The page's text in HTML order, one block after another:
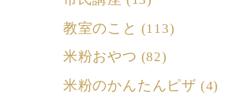
教室のこと (113)
米粉おやつ (82)
米粉のかんたんピザ (4)